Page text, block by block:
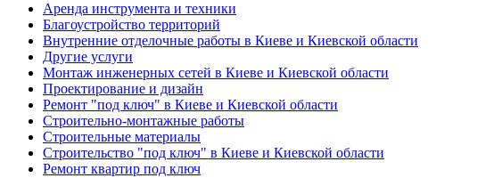
Аренда инструмента и техники
Благоустройство территорий
Внутренние отделочные работы в Киеве и Киевской области
Другие услуги
Монтаж инженерных сетей в Киеве и Киевской области
Проектирование и дизайн
Ремонт "под ключ" в Киеве и Киевской области
Строительно-монтажные работы
Строительные материалы
Строительство "под ключ" в Киеве и Киевской области
Ремонт квартир под ключ